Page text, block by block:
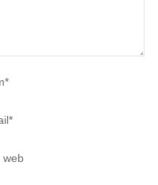
*
*
web